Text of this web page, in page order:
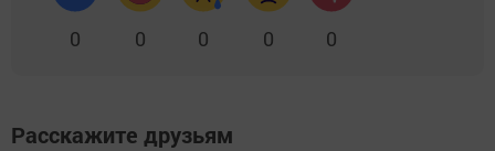
0 0 0 0 0
Расскажите друзьям